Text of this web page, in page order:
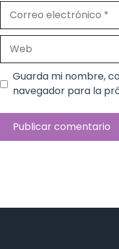
electrónico
Guarda mi nombre,
navegador para la